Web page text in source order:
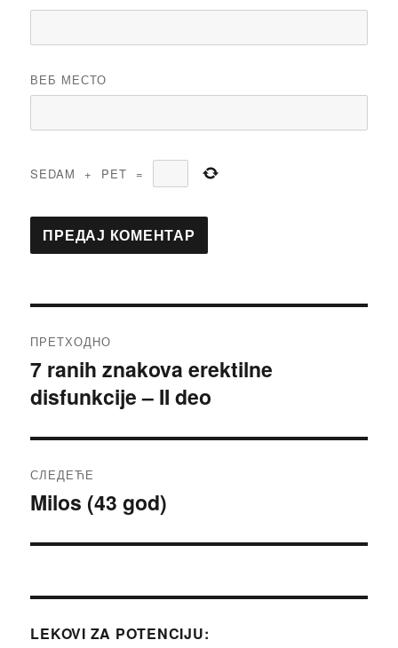
ВЕБ МЕСТО
SEDAM + PET =
чланка
ПРЕТХОДНО
Претходни
чланак:
7 ranih znakova erektilne
disfunkcije – II deo
СЛЕДЕЋЕ
Следећи
Milos (43 god)
LEKOVI ZA POTENCIJU: